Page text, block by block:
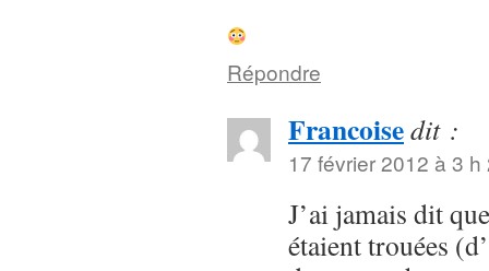
Répondre
Francoisedit :
17 février 2012 à 3 h
J’ai jamais dit
étaient trouées